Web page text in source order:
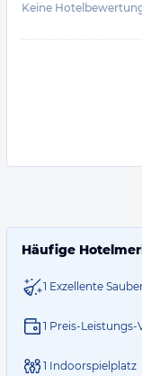
Keine
Häufige
1 Exzellente
1 Preis-Leistungs-
1 Indoorspielplatz